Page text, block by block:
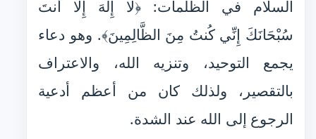
السلام في الظلمات: ﴿لَا إِلَٰهَ إِلَّا أَنتَ
سُبْحَانَكَ إِنِّي كُنتُ مِنَ الظَّالِمِينَ﴾. وهو دعاء
يجمع التوحيد، وتنزيه الله، والاعتراف
بالتقصير، ولذلك كان من أعظم أدعية
الرجوع إلى الله عند الشدة.